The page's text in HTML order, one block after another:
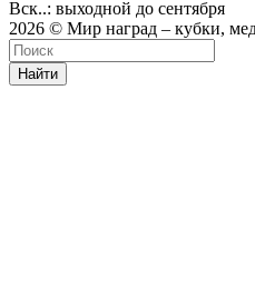
Вск..: выходной до сентября
2026 © Мир наград – кубки,
Найти